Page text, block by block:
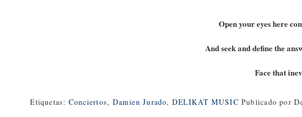
Open your eyes here
And seek and define the
Face that
Etiquetas: Conciertos, Damien Jurado, DELIKAT MUSIC Publicado por